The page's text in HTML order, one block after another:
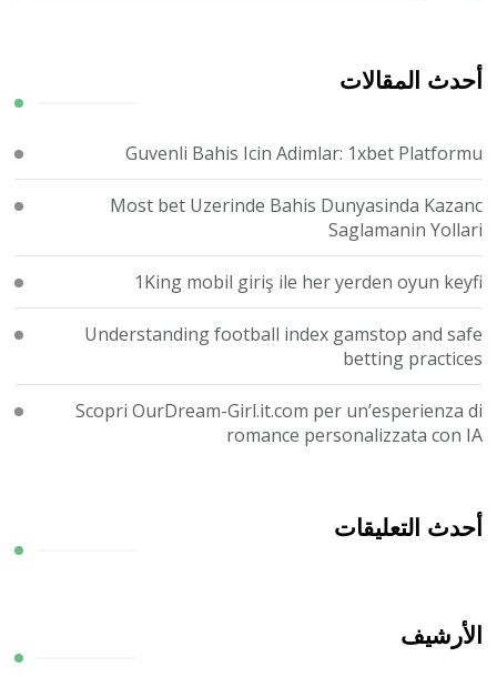
ما؟
أحدث المقالات
Guvenli Bahis Icin Adimlar: 1xbet Platformu
Most bet Uzerinde Bahis Dunyasinda Kazanc
Saglamanin Yollari
1King mobil giriş ile her yerden oyun keyfi
Understanding football index gamstop and safe
betting practices
Scopri OurDream-Girl.it.com per un’esperienza di
romance personalizzata con IA
أحدث التعليقات
الأرشيف